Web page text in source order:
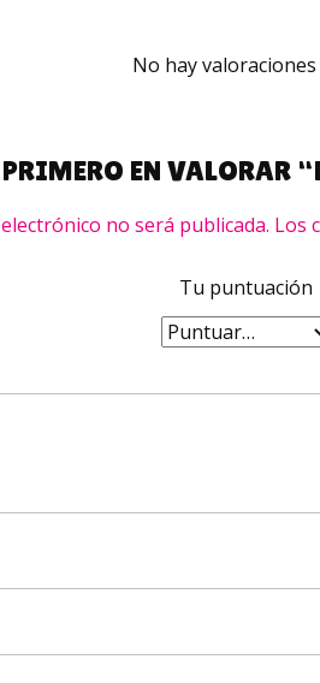
No hay valoraciones
PRIMERO EN VALORAR
no será publicada. Los
Tu puntuación